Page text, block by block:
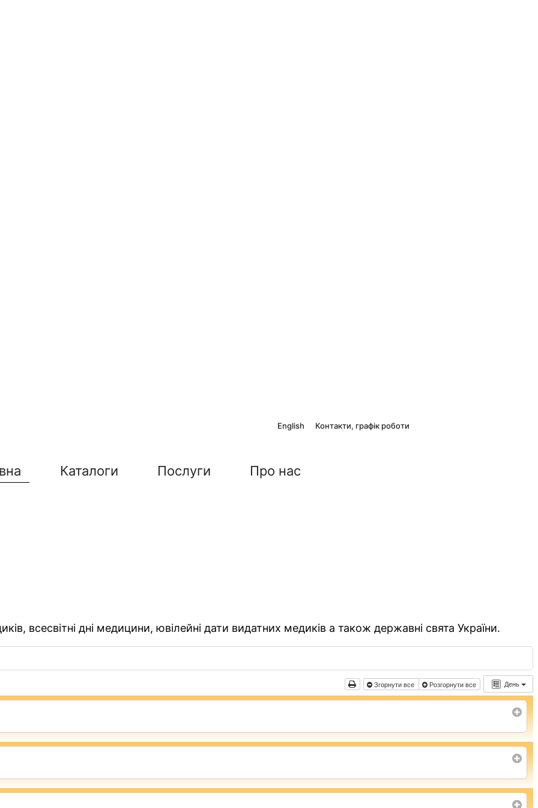
English Контакти, графік роботи
Каталоги Послуги Про нас
всесвітні дні медицини, ювілейні дати видатних медиків а також державні свята України.
День
Згорнути все Розгорнути все